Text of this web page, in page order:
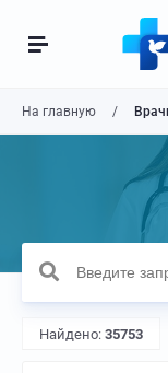
На главную
Найдено: 35753